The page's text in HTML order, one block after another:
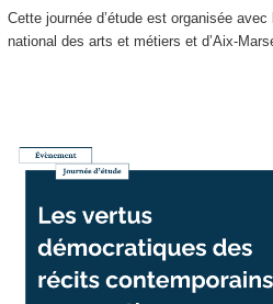
Cette journée d’étude est organisée
national des arts et métiers et d’Aix-